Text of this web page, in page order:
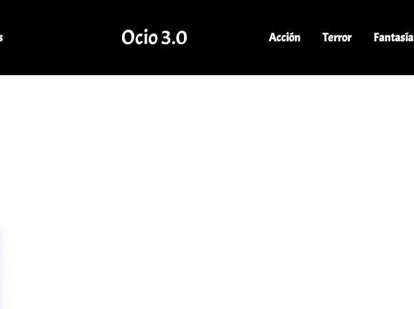
Ocio 3.0 Acción Terror Fantasía